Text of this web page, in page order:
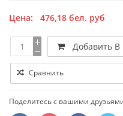
Цена: 476,18 бел. руб
Добавить В
Сравнить
Поделитесь с вашими